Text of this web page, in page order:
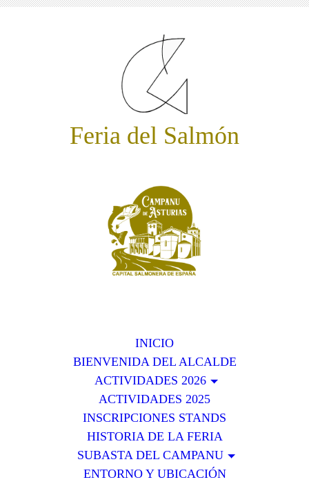
Feria del Salmón
INICIO
BIENVENIDA DEL ALCALDE
ACTIVIDADES 2026
ACTIVIDADES 2025
INSCRIPCIONES STANDS
HISTORIA DE LA FERIA
SUBASTA DEL CAMPANU
ENTORNO Y UBICACIÓN